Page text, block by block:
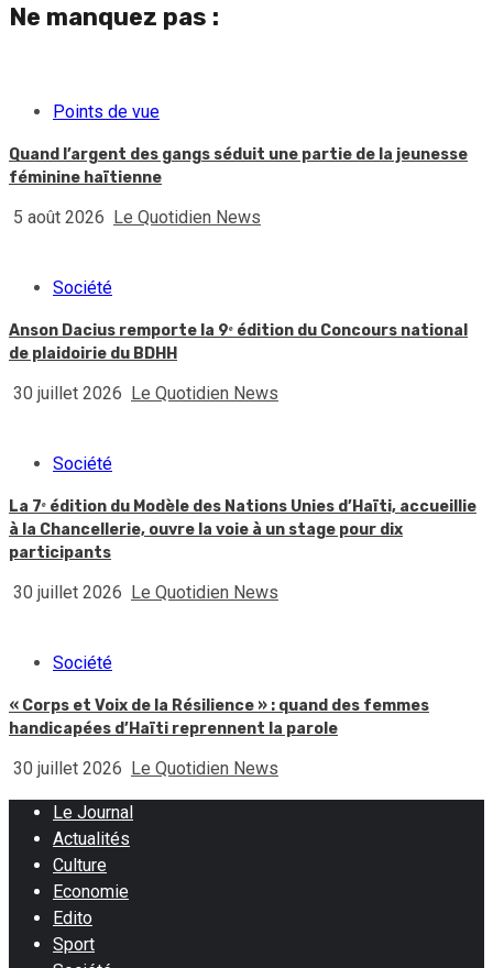
Ne manquez pas :
Points de vue
Quand l’argent des gangs séduit une partie de la jeunesse
féminine haïtienne
5 août 2026 Le Quotidien News
Société
Anson Dacius remporte la 9ᵉ édition du Concours national
de plaidoirie du BDHH
30 juillet 2026 Le Quotidien News
Société
La 7ᵉ édition du Modèle des Nations Unies d’Haïti, accueillie
à la Chancellerie, ouvre la voie à un stage pour dix
participants
30 juillet 2026 Le Quotidien News
Société
« Corps et Voix de la Résilience » : quand des femmes
handicapées d’Haïti reprennent la parole
30 juillet 2026 Le Quotidien News
Le Journal
Actualités
Culture
Economie
Edito
Sport